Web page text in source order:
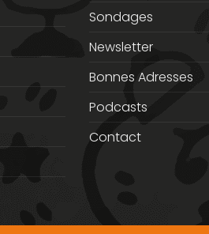
Sondages
Newsletter
Bonnes Adresses
Podcasts
Contact